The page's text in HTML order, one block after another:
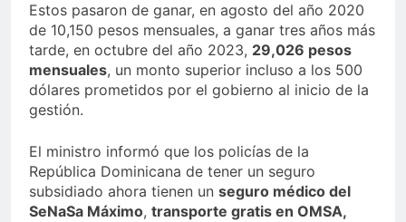
Estos pasaron de ganar, en agosto del año 2020
de 10,150 pesos mensuales, a ganar tres años más
tarde, en octubre del año 2023, 29,026 pesos
mensuales, un monto superior incluso a los 500
dólares prometidos por el gobierno al inicio de la
gestión.
El ministro informó que los policías de la
República Dominicana de tener un seguro
subsidiado ahora tienen un seguro médico del
SeNaSa Máximo, transporte gratis en OMSA,